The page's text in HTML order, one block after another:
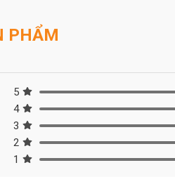
bếp. Trong đó có các chủng loại
thạch anh,
có thể lựa chọn mẫu đá theo
, đây là khu vực không phải chịu
độ dày, bạn có thể sử dụng đá
hàng có thể chọn đá ốp mặt
được lựa chọn để ốp tường bếp
kế mà bạn lựa chọn gam màu phù
PHẨM
5
4
3
2
1